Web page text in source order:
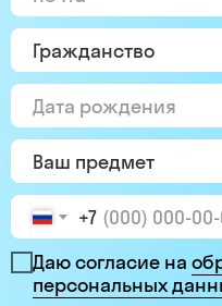
+7
Даю согласие на
персональных